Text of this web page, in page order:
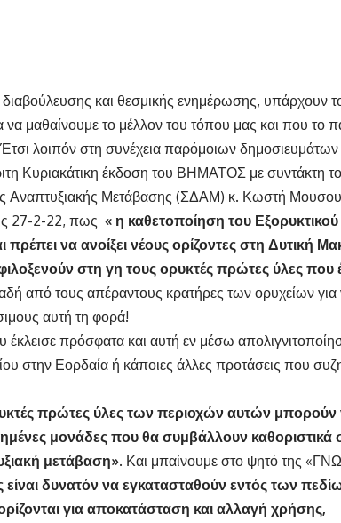
διαβούλευσης και θεσμικής ενημέρωσης, υπάρχουν
να μαθαίνουμε το μέλλον του τόπου μας και που το
λοιπόν στη συνέχεια παρόμοιων
Κυριακάτικη έκδοση του ΒΗΜΑΤΟΣ με συντάκτη
Αναπτυξιακής Μετάβασης (ΣΔΑΜ) κ. Κωστή
27-2-22, πως « η καθετοποίηση του
πρέπει να ανοίξει νέους ορίζοντες στη Δυτική
στη γη τους ορυκτές πρώτες ύλες που
από τους απέραντους κρατήρες των ορυχείων για
αυτή τη φορά!
πρόσφατα και αυτή εν μέσω
στην Εορδαία ή κάποιες άλλες προτάσεις που
πρώτες ύλες των περιοχών αυτών μπορούν
μονάδες που θα συμβάλλουν καθοριστικά
μετάβαση». Και μπαίνουμε στο ψητό της
είναι δυνατόν να εγκατασταθούν εντός των
για αποκατάσταση και αλλαγή χρήσης,